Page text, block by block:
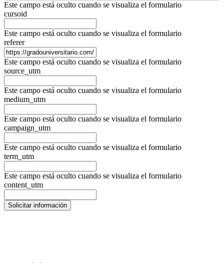
Este campo está oculto cuando se visualiza el formulario
cursoid
Este campo está oculto cuando se visualiza el formulario
referer
Este campo está oculto cuando se visualiza el formulario
source_utm
Este campo está oculto cuando se visualiza el formulario
medium_utm
Este campo está oculto cuando se visualiza el formulario
campaign_utm
Este campo está oculto cuando se visualiza el formulario
term_utm
Este campo está oculto cuando se visualiza el formulario
content_utm